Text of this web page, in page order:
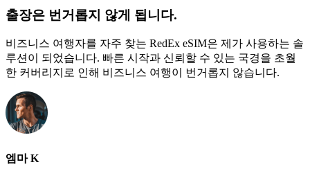
출장은 번거롭지 않게 됩니다.
비즈니스 여행자를 자주 찾는 RedEx eSIM은 제가 사용하는 솔
루션이 되었습니다. 빠른 시작과 신뢰할 수 있는 국경을 초월
한 커버리지로 인해 비즈니스 여행이 번거롭지 않습니다.
엠마 K